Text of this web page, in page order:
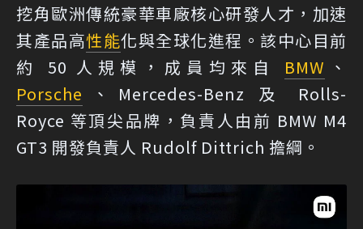
挖角歐洲傳統豪華車廠核心研發人才，加速
其產品高性能化與全球化進程。該中心目前
約 50 人規模，成員均來自 BMW 、
Porsche 、Mercedes-Benz 及 Rolls-
Royce 等頂尖品牌，負責人由前 BMW M4
GT3 開發負責人 Rudolf Dittrich 擔綱。